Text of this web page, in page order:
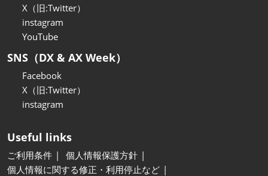
X（旧:Twitter）
instagram
YouTube
SNS（DX & AX Week）
Facebook
X（旧:Twitter）
instagram
Useful links
ご利用条件
個人情報保護方針
個人情報に関する修正・利用停止など